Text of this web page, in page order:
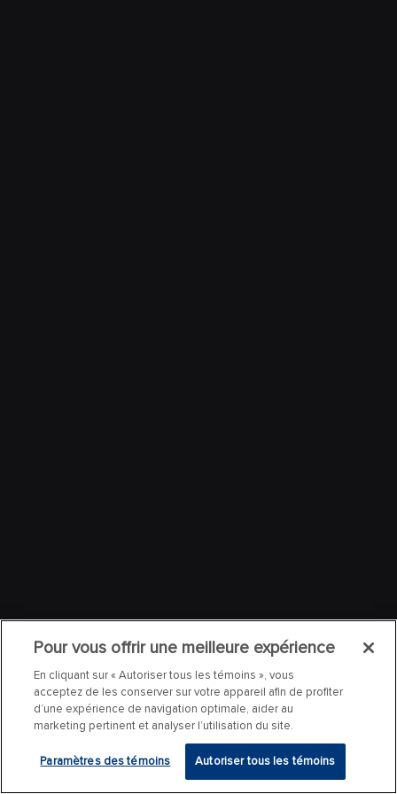
Pour vous offrir une meilleure expérience
En cliquant sur « Autoriser tous les témoins », vous
acceptez de les conserver sur votre appareil afin de profiter
d’une expérience de navigation optimale, aider au
marketing pertinent et analyser l’utilisation du site.
Paramètres des témoins Autoriser tous les témoins